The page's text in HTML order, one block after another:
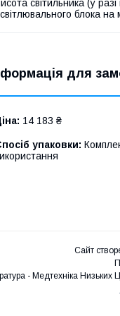
світильника (у
блока на
для
14 183 ₴
упаковки:
Сайт